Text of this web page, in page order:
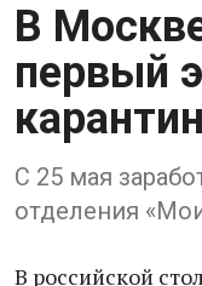
В
первый
С 25 мая
отделения
В российской